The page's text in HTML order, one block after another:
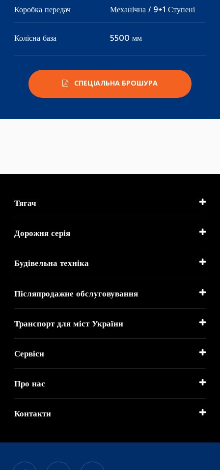
Коробка передач Механічна / 9+1 Ступені
Колісна база 5500 мм
СПЕЦІАЛЬНА БРОШУРА
Тягач
Дорожня серія
Будівельна техніка
Післяпродажне обслуговування
Транспорт для міст України
Сервіси
Про нас
Контакти